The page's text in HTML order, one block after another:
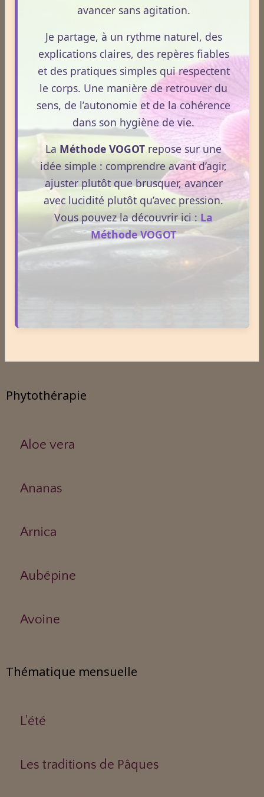
Asthme
Médecines Douces
Actinologie
Acupuncture
Aérothérapie
Phytothérapie
Aloe vera
Ananas
Arnica
Aubépine
Avoine
Thématique mensuelle
L'été
Les traditions de Pâques
avancer sans agitation.
Je partage, à un rythme naturel, des
explications claires, des repères fiables
et des pratiques simples qui respectent
le corps. Une manière de retrouver du
sens, de l’autonomie et de la cohérence
dans son hygiène de vie.
La Méthode VOGOT repose sur une
idée simple : comprendre avant d’agir,
ajuster plutôt que brusquer, avancer
avec lucidité plutôt qu’avec pression.
Vous pouvez la découvrir ici : La
Méthode VOGOT